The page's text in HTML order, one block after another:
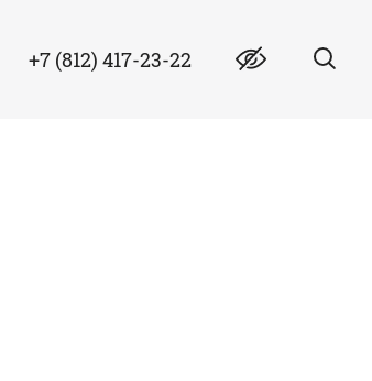
+7 (812) 417-23-22